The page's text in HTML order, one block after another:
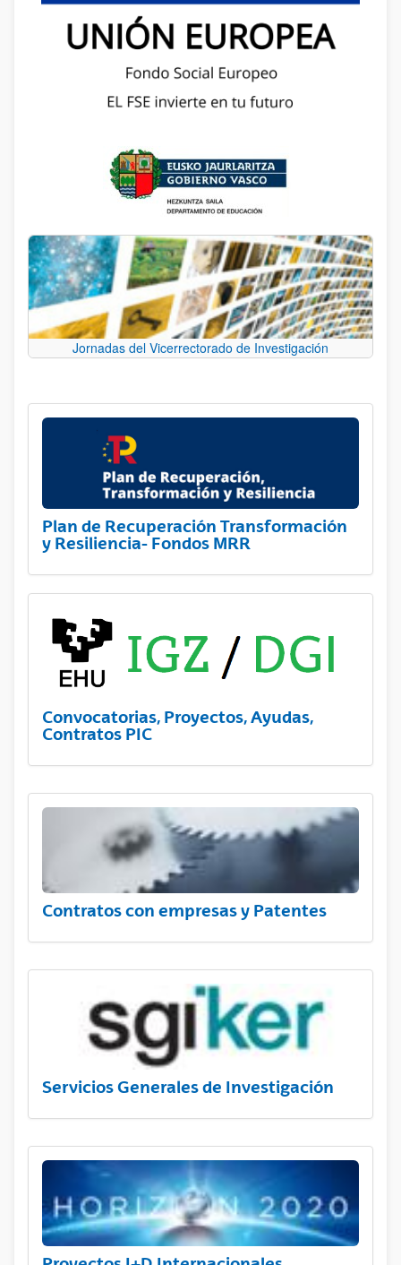
Jornadas del Vicerrectorado de Investigación
Plan de Recuperación Transformación
y Resiliencia- Fondos MRR
Convocatorias, Proyectos, Ayudas,
Contratos PIC
Contratos con empresas y Patentes
Servicios Generales de Investigación